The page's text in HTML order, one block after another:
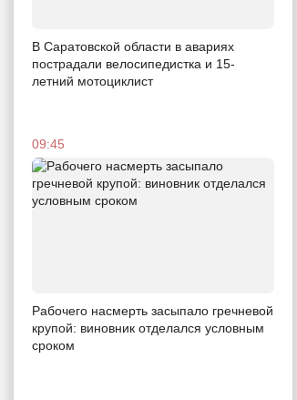
В Саратовской области в авариях
пострадали велосипедистка и 15-
летний мотоциклист
09:45
Рабочего насмерть засыпало гречневой
крупой: виновник отделался условным
сроком